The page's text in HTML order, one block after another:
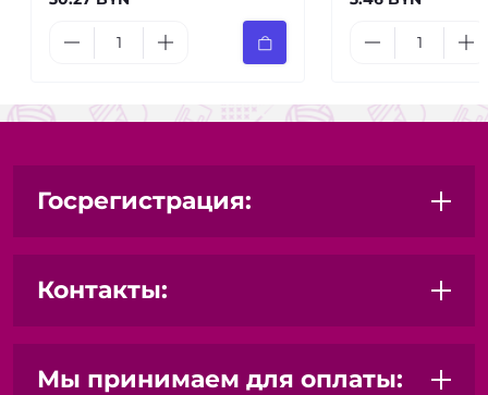
Комплекты для рукоделия
- готовые наборы для
шитья, вышивания, вязания. Отлично подойдут для
новичков и для проб новых техник.
Госрегистрация:
Контакты:
Мы принимаем для оплаты: